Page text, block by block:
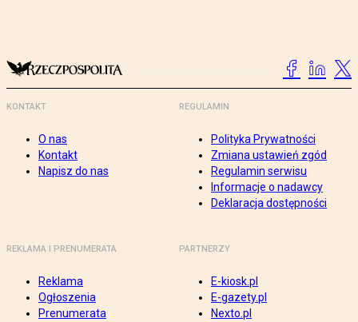
KONTAKT
O nas
Kontakt
Napisz do nas
REGULAMIN
Polityka Prywatności
Zmiana ustawień zgód
Regulamin serwisu
Informacje o nadawcy
Deklaracja dostępności
REKLAMA I PRENUMERATA
Reklama
Ogłoszenia
Prenumerata
PARTNERZY
E-kiosk.pl
E-gazety.pl
Nexto.pl